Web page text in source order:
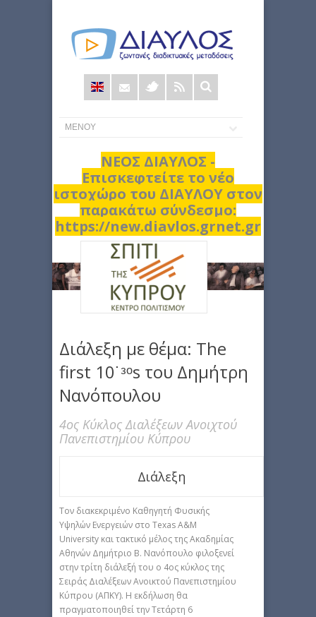
Φόρμα
αναζήτησης
ΝΕΟΣ ΔΙΑΥΛΟΣ -
Επισκεφτείτε το νέο
ιστοχώρο του ΔΙΑΥΛΟΥ στον
παρακάτω σύνδεσμο:
https://new.diavlos.grnet.gr
Διάλεξη με θέμα: The
first 10˙ᵌᵒs του Δημήτρη
Νανόπουλου
4ος Κύκλος Διαλέξεων Ανοιχτού
Πανεπιστημίου Κύπρου
Διάλεξη
Τον διακεκριμένο Καθηγητή Φυσικής
Υψηλών Ενεργειών στο Texas A&M
University και τακτικό μέλος της Ακαδημίας
Αθηνών Δημήτριο Β. Νανόπουλο φιλοξενεί
στην τρίτη διάλεξή του ο 4ος κύκλος της
Σειράς Διαλέξεων Ανοικτού Πανεπιστημίου
Κύπρου (ΑΠΚΥ). Η εκδήλωση θα
πραγματοποιηθεί την Τετάρτη 6